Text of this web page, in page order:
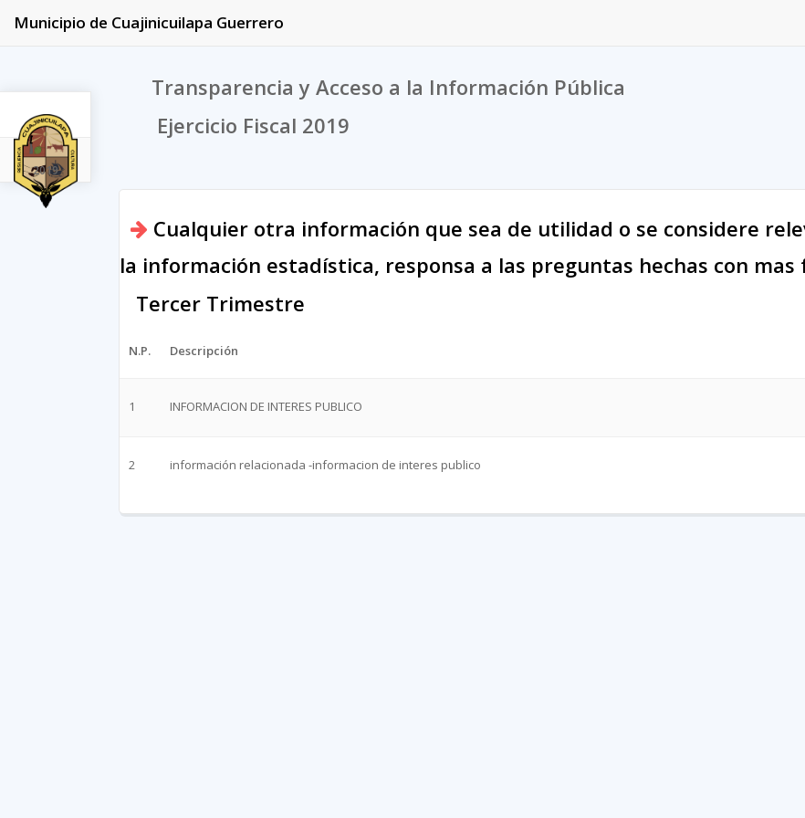
2019
Municipio de Cuajinicuilapa Guerrero
Transparencia y Acceso a la Información Pública
Ejercicio Fiscal 2019
Cualquier otra información que sea de utilidad o se considere
la información estadística, responsa a las preguntas hechas con
Tercer Trimestre
N.P. Descripción
1 INFORMACION DE INTERES PUBLICO
2 información relacionada -informacion de interes publico